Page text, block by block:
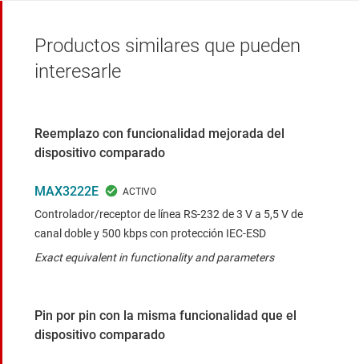
Productos similares que pueden
interesarle
Reemplazo con funcionalidad mejorada del
dispositivo comparado
MAX3222E
Controlador/receptor de línea RS-232 de 3 V a 5,5 V de
canal doble y 500 kbps con protección IEC-ESD
Exact equivalent in functionality and parameters
Pin por pin con la misma funcionalidad que el
dispositivo comparado